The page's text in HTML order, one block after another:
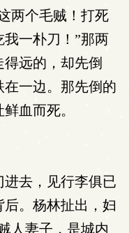
两个毛贼！打死
一朴刀！”那两
远的，却先倒
一边。那先倒的
血而死。
去，见行李俱已
。杨林扯出，妇
人妻子，是城内